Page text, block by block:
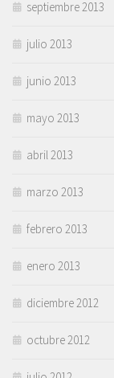
septiembre 2013
julio 2013
junio 2013
mayo 2013
abril 2013
marzo 2013
febrero 2013
enero 2013
diciembre 2012
octubre 2012